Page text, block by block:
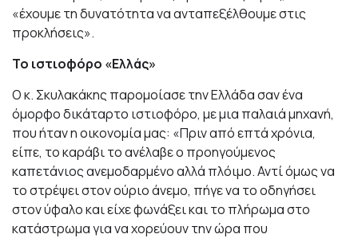
«έχουμε τη δυνατότητα να ανταπεξέλθουμε στις
προκλήσεις».
Το ιστιοφόρο «Ελλάς»
Ο κ. Σκυλακάκης παρομοίασε την Ελλάδα σαν ένα
όμορφο δικάταρτο ιστιοφόρο, με μια παλαιά μηχανή,
που ήταν η οικονομία μας: «Πριν από επτά χρόνια,
είπε, το καράβι το ανέλαβε ο προηγούμενος
καπετάνιος ανεμοδαρμένο αλλά πλόιμο. Αντί όμως να
το στρέψει στον ούριο άνεμο, πήγε να το οδηγήσει
στον ύφαλο και είχε φωνάξει και το πλήρωμα στο
κατάστρωμα για να χορεύουν την ώρα που